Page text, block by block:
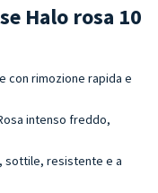
Halo rosa 10
con rimozione rapida e
intenso freddo,
sottile, resistente e a